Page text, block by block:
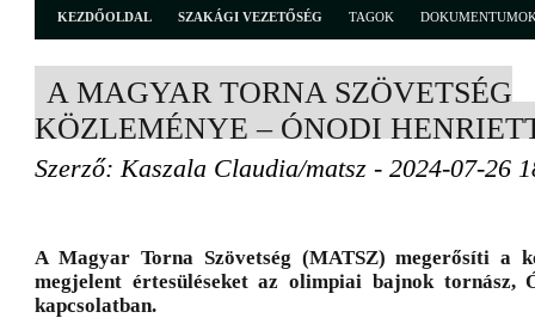
KEZDŐOLDAL SZAKÁGI VEZETŐSÉG TAGOK
A MAGYAR TORNA SZÖVETSÉG
KÖZLEMÉNYE – ÓNODI
Szerző: Kaszala Claudia/matsz - 2024-07-26
A Magyar Torna Szövetség (MATSZ) megerősíti a
megjelent értesüléseket az olimpiai bajnok tornász,
kapcsolatban.